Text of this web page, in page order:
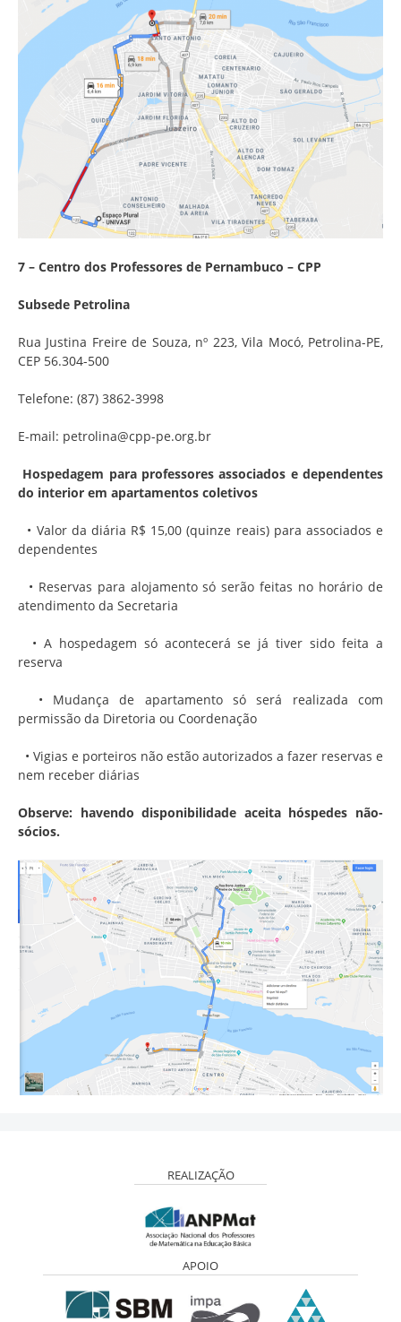
7 – Centro dos Professores de Pernambuco – CPP
Subsede Petrolina
Rua Justina Freire de Souza, nº 223, Vila Mocó, Petrolina-PE,
CEP 56.304-500
Telefone: (87) 3862-3998
E-mail: petrolina@cpp-pe.org.br
Hospedagem para professores associados e dependentes
do interior em apartamentos coletivos
• Valor da diária R$ 15,00 (quinze reais) para associados e
dependentes
• Reservas para alojamento só serão feitas no horário de
atendimento da Secretaria
• A hospedagem só acontecerá se já tiver sido feita a
reserva
• Mudança de apartamento só será realizada com
permissão da Diretoria ou Coordenação
• Vigias e porteiros não estão autorizados a fazer reservas e
nem receber diárias
Observe: havendo disponibilidade aceita hóspedes não-
sócios.
REALIZAÇÃO
APOIO